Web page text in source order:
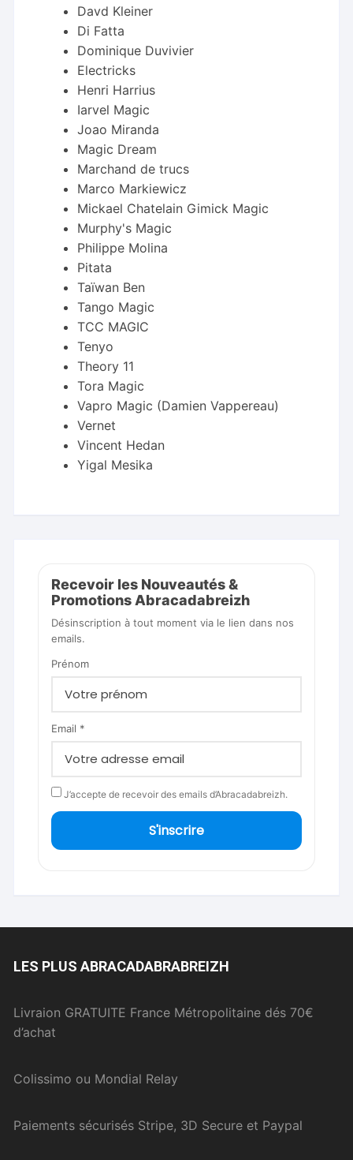
Davd Kleiner
Di Fatta
Dominique Duvivier
Electricks
Henri Harrius
Iarvel Magic
Joao Miranda
Magic Dream
Marchand de trucs
Marco Markiewicz
Mickael Chatelain Gimick Magic
Murphy's Magic
Philippe Molina
Pitata
Taïwan Ben
Tango Magic
TCC MAGIC
Tenyo
Theory 11
Tora Magic
Vapro Magic (Damien Vappereau)
Vernet
Vincent Hedan
Yigal Mesika
Recevoir les Nouveautés &
Promotions Abracadabreizh
Désinscription à tout moment via le lien dans nos
emails.
Prénom
Email *
J’accepte de recevoir des emails d’Abracadabreizh.
S'inscrire
LES PLUS ABRACADABRABREIZH
Livraion GRATUITE France Métropolitaine dés 70€
d’achat
Colissimo ou Mondial Relay
Paiements sécurisés Stripe, 3D Secure et Paypal